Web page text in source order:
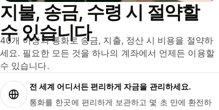
지불, 송금, 수령 시 절약할
수 있습니다
40개 이상의 통화로 송금, 지출, 정산 시 비용을 절약하
세요. 필요한 모든 것을 하나의 계좌에서 언제든 이용할
수 있습니다.
전 세계 어디서든 편리하게 자금을 관리하세요.
통화를 한곳에 편리하게 보관하고 몇 초 만에 환전하